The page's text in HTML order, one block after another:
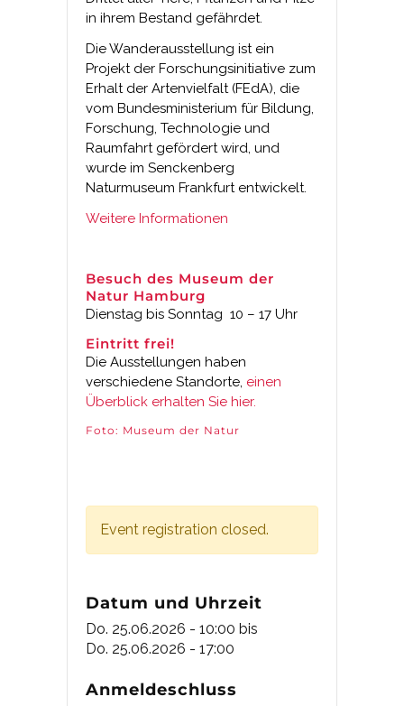
in ihrem Bestand gefährdet.
Die Wanderausstellung ist ein
Projekt der Forschungsinitiative zum
Erhalt der Artenvielfalt (FEdA), die
vom Bundesministerium für Bildung,
Forschung, Technologie und
Raumfahrt gefördert wird, und
wurde im Senckenberg
Naturmuseum Frankfurt entwickelt.
Weitere Informationen
Besuch des Museum der
Natur Hamburg
Dienstag bis Sonntag 10 – 17 Uhr
Eintritt frei!
Die Ausstellungen haben
verschiedene Standorte, einen
Überblick erhalten Sie hier.
Foto: Museum der Natur
Event registration closed.
Datum und Uhrzeit
Do. 25.06.2026 - 10:00 bis
Do. 25.06.2026 - 17:00
Anmeldeschluss